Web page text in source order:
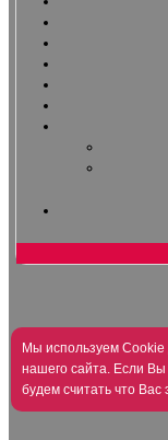
Мы используем Cookie
нашего сайта. Если Вы
будем считать что Вас